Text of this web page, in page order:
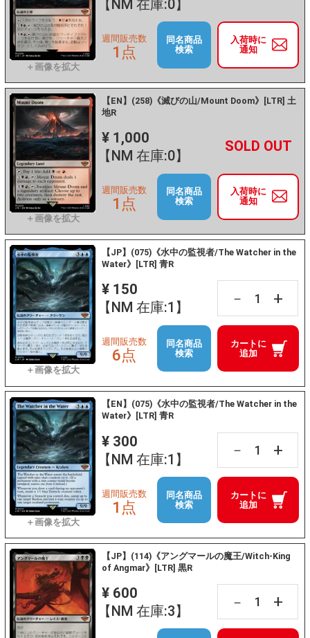
【NM 在庫:0】
入荷時に
通知
週間販売数
1点
同名商品
検索
【EN】(258)《滅びの山/Mount Doom》[LTR] 土
地R
¥ 1,000
【NM 在庫:0】
－ +
入荷時に
通知
週間販売数
1点
同名商品
検索
【JP】(075)《水中の監視者/The Watcher in the
Water》[LTR] 青R
¥ 150
【NM 在庫:1】
－ +
カートに
追加
週間販売数
6点
同名商品
検索
【EN】(075)《水中の監視者/The Watcher in the
Water》[LTR] 青R
¥ 300
【NM 在庫:1】
－ +
カートに
追加
週間販売数
1点
同名商品
検索
【JP】(114)《アングマールの魔王/Witch-King
of Angmar》[LTR] 黒R
¥ 600
【NM 在庫:3】
－ +